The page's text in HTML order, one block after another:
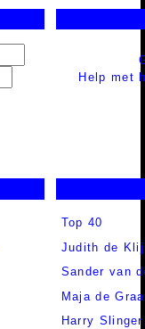
Help met
Top 40
Judith de
Sander van
Maja de
Harry Slinger